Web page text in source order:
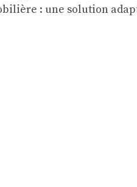
: une solution